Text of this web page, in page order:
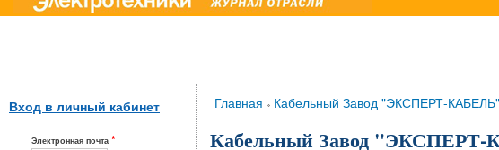
Вход в личный кабинет
Электронная почта *
Вы здесь
Главная » Кабельный Завод "ЭКСПЕРТ-КАБЕЛЬ"
Кабельный Завод